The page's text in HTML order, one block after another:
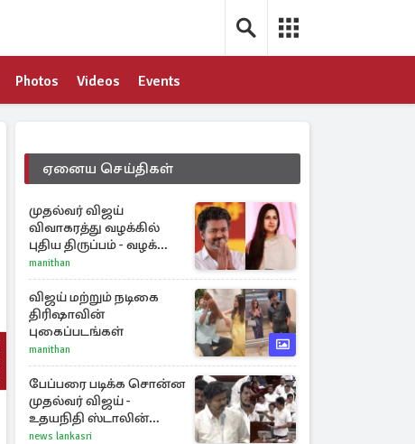
Photos Videos Events
ஏனைய செய்திகள்
முதல்வர் விஜய்
விவாகரத்து வழக்கில்
புதிய திருப்பம் - வழக்கை
வாபஸ் பெற்ற சங்கீதா!
manithan
விஜய் மற்றும் நடிகை
திரிஷாவின்
புகைப்படங்கள்
manithan
பேப்பரை படிக்க சொன்ன
முதல்வர் விஜய் -
உதயநிதி ஸ்டாலின்
கொடுத்த பதிலடி
news lankasri